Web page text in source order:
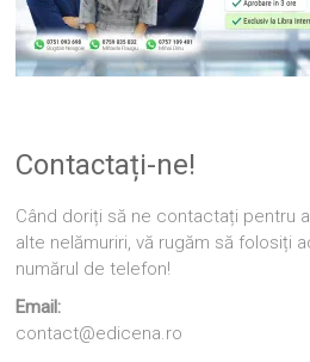
Contactați-ne!
Când doriți să ne contactați pentru
alte nelămuriri, vă rugăm să folosiți
numărul de telefon!
Email:
contact@edicena.ro